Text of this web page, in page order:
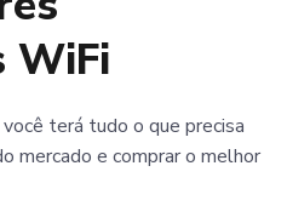
WiFi
terá tudo o que precisa
mercado e comprar o melhor